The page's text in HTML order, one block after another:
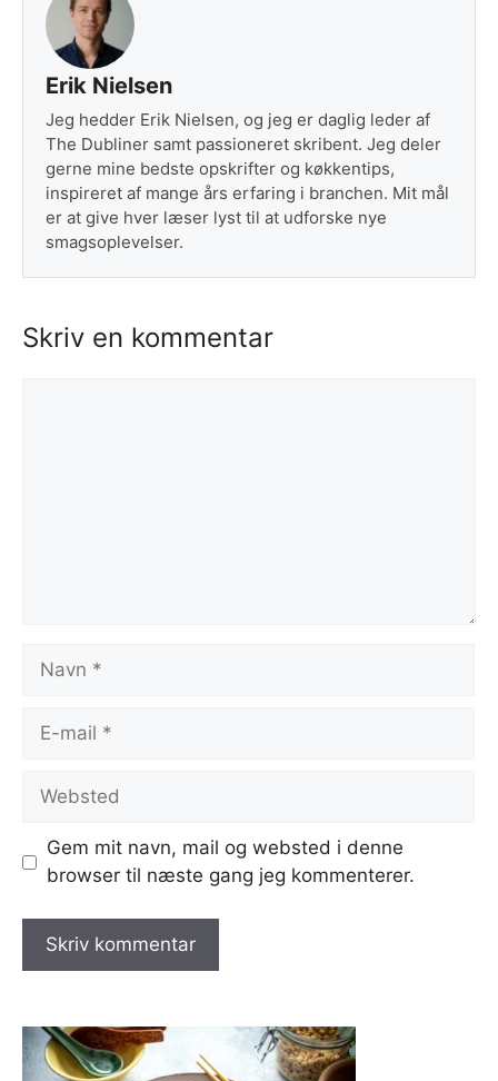
Erik Nielsen
Jeg hedder Erik Nielsen, og jeg er daglig leder af
The Dubliner samt passioneret skribent. Jeg deler
gerne mine bedste opskrifter og køkkentips,
inspireret af mange års erfaring i branchen. Mit mål
er at give hver læser lyst til at udforske nye
smagsoplevelser.
Skriv en kommentar
Navn
Websted
Gem mit navn, mail og websted i denne
browser til næste gang jeg kommenterer.